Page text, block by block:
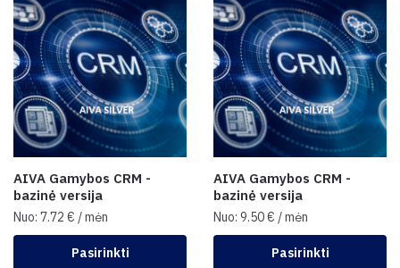
AIVA Gamybos CRM -
bazinė versija
Nuo: 7.72 € / mėn
Pasirinkti
AIVA Gamybos CRM -
bazinė versija
Nuo: 9.50€ / mėn
Pasirinkti